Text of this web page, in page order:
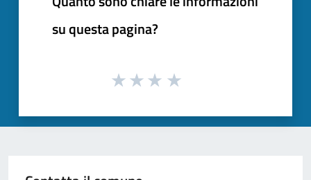
su questa pagina?